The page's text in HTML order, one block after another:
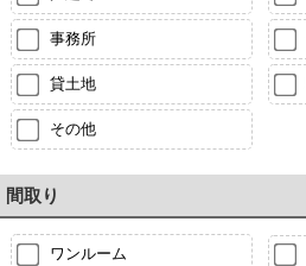
事務所
貸土地
その他
間取り
ワンルーム